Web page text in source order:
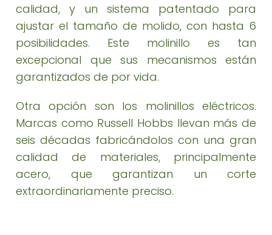
calidad, y un sistema patentado para
ajustar el tamaño de molido, con hasta 6
posibilidades. Este molinillo es tan
excepcional que sus mecanismos están
garantizados de por vida.
Otra opción son los molinillos eléctricos.
Marcas como Russell Hobbs llevan más de
seis décadas fabricándolos con una gran
calidad de materiales, principalmente
acero, que garantizan un corte
extraordinariamente preciso.